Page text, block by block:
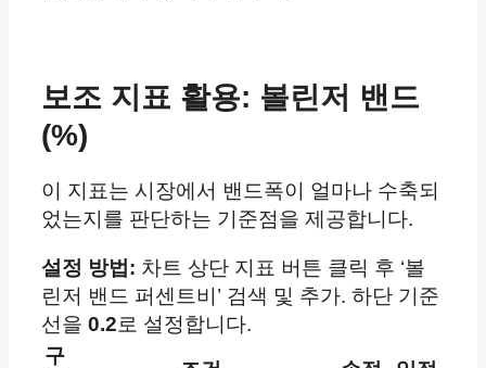
보조 지표 활용: 볼린저 밴드
(%)
이 지표는 시장에서 밴드폭이 얼마나 수축되
었는지를 판단하는 기준점을 제공합니다.
설정 방법: 차트 상단 지표 버튼 클릭 후 ‘볼
린저 밴드 퍼센트비’ 검색 및 추가. 하단 기준
선을 0.2로 설정합니다.
구